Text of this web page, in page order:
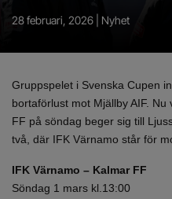
28 februari, 2026 | Nyhet
Gruppspelet i Svenska Cupen
bortaförlust mot Mjällby AIF.
FF på söndag beger sig till
två, där IFK Värnamo står för
IFK Värnamo – Kalmar FF
Söndag 1 mars kl.13:00